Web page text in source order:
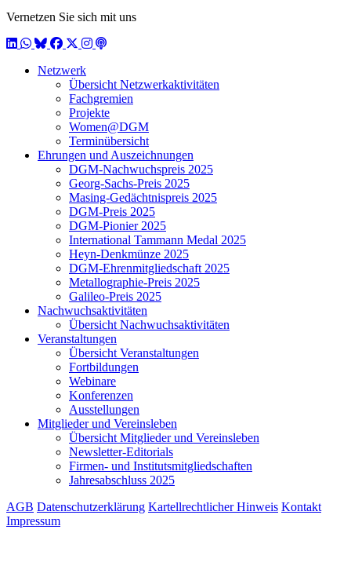
Vernetzen Sie sich mit uns
LinkedIn
WhatsApp
BlueSky
Facebook
X / Twitter
Instagram
Podcast
Netzwerk
Übersicht Netzwerkaktivitäten
Fachgremien
Projekte
Women@DGM
Terminübersicht
Ehrungen und Auszeichnungen
DGM-Nachwuchspreis 2025
Georg-Sachs-Preis 2025
Masing-Gedächtnispreis 2025
DGM-Preis 2025
DGM-Pionier 2025
International Tammann Medal 2025
Heyn-Denkmünze 2025
DGM-Ehrenmitgliedschaft 2025
Metallographie-Preis 2025
Galileo-Preis 2025
Nachwuchsaktivitäten
Übersicht Nachwuchsaktivitäten
Veranstaltungen
Übersicht Veranstaltungen
Fortbildungen
Webinare
Konferenzen
Ausstellungen
Mitglieder und Vereinsleben
Übersicht Mitglieder und Vereinsleben
Newsletter-Editorials
Firmen- und Institutsmitgliedschaften
Jahresabschluss 2025
AGB Datenschutzerklärung Kartellrechtlicher Hinweis Kontakt
Impressum